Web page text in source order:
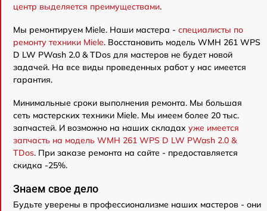
центр выделяется преимуществами.
Мы ремонтируем Miele. Наши мастера - специалисты по
ремонту техники Miele. Восстановить модель WMH 261 WPS
D LW PWash 2.0 & TDos для мастеров не будет новой
задачей. На все виды проведенных работ у нас имеется
гарантия.
Минимальные сроки выполнения ремонта. Мы большая
сеть мастерских техники Miele. Мы имеем более 20 тыс.
запчастей. И возможно на наших складах уже имеется
запчасть на модель WMH 261 WPS D LW PWash 2.0 &
TDos. При заказе ремонта на сайте - предоставляется
скидка -25%.
Знаем свое дело
Будьте уверены в профессионализме наших мастеров - они